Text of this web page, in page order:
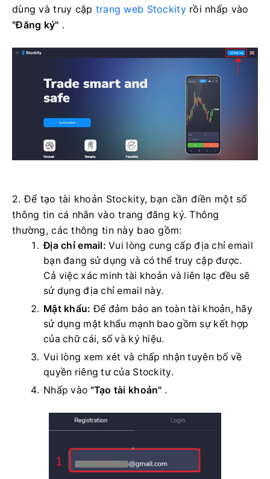
dùng và truy cập trang web Stockityrồi nhấp vào
"Đăng ký" .
2. Để tạo tài khoản Stockity, bạn cần điền một số
thông tin cá nhân vào trang đăng ký. Thông
thường, các thông tin này bao gồm:
Địa chỉ email: Vui lòng cung cấp địa chỉ email
bạn đang sử dụng và có thể truy cập được.
Cả việc xác minh tài khoản và liên lạc đều sẽ
sử dụng địa chỉ email này.
Mật khẩu: Để đảm bảo an toàn tài khoản, hãy
sử dụng mật khẩu mạnh bao gồm sự kết hợp
của chữ cái, số và ký hiệu.
Vui lòng xem xét và chấp nhận tuyên bố về
quyền riêng tư của Stockity.
Nhấp vào "Tạo tài khoản" .